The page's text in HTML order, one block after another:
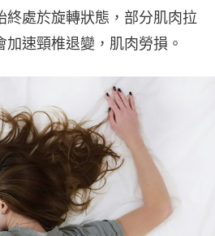
終處於旋轉狀態，部分肌肉拉
速頸椎退變，肌肉勞損。